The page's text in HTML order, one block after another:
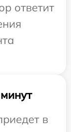
ответит
в